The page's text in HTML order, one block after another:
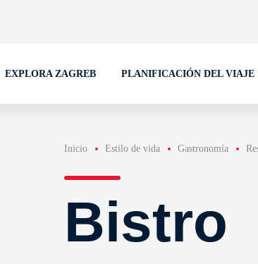
EXPLORA ZAGREB PLANIFICACIÓN DEL VIAJE
Inicio Estilo de vida Gastronomía
Bistro